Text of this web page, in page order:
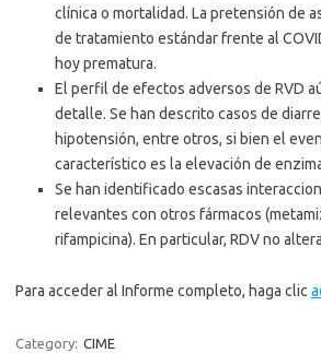
clínica o mortalidad. La pretensión de
de tratamiento estándar frente al
hoy prematura.
El perfil de efectos adversos de RVD
detalle. Se han descrito casos de
hipotensión, entre otros, si bien el
característico es la elevación de
Se han identificado escasas
relevantes con otros fármacos
rifampicina). En particular, RDV no
Para acceder al Informe completo, haga clic
Category: CIME